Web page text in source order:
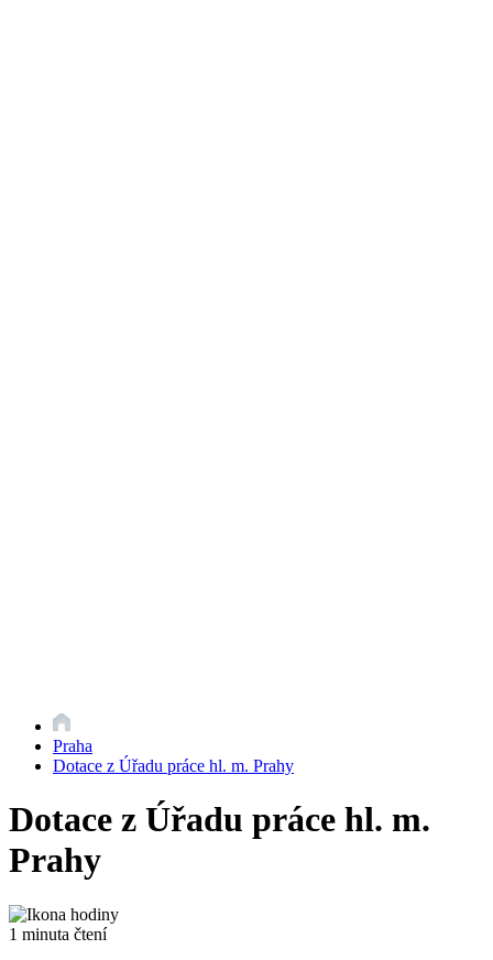
Praha
Dotace z Úřadu práce hl. m. Prahy
Dotace z Úřadu práce hl. m.
Prahy
1 minuta čtení